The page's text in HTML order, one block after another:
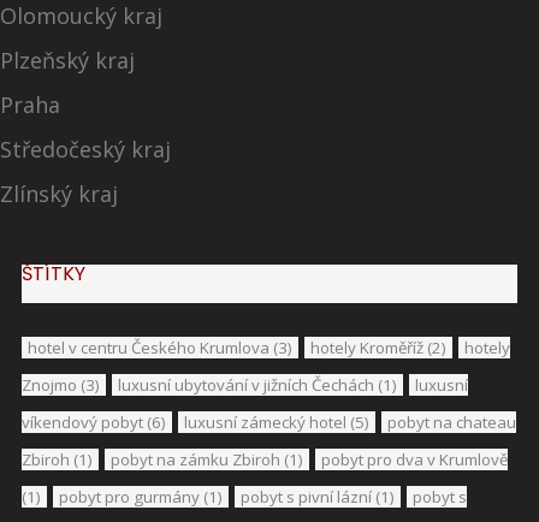
Olomoucký kraj
Plzeňský kraj
Praha
Středočeský kraj
Zlínský kraj
ŠTÍTKY
hotel v centru Českého Krumlova (3) hotely Kroměříž (2)
hotely
Znojmo (3) luxusní ubytování v jižních Čechách (1)
luxusní
víkendový pobyt (6) luxusní zámecký hotel (5)
pobyt na chateau
Zbiroh (1) pobyt na zámku Zbiroh (1)
pobyt pro dva v Krumlově
(1)
pobyt pro gurmány (1) pobyt s pivní lázní (1)
pobyt s